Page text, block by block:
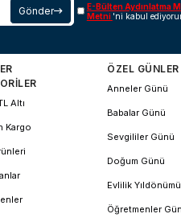
Gönder E-Bülten Aydınlatma
Metni 'ni kabul
Altı
Kargo
ÖZEL GÜNLER
Anneler Günü
Babalar Günü
Sevgililer Günü
Doğum Günü
Evlilik Yıldönümü
Öğretmenler